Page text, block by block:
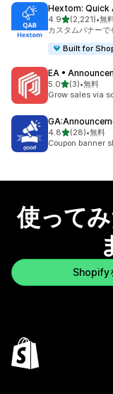
Hextom: Quick
4.95つ星中
(2,221)
合計レビュー数：
•無
カスタムバナーで
Built for
EA •
5.05つ星中
(3)
合計レビュー数：3
•無料
Grow sales via
4.85つ星中
(28)
合計レビュー数：
•無料
Coupon banner
使って
Shopify